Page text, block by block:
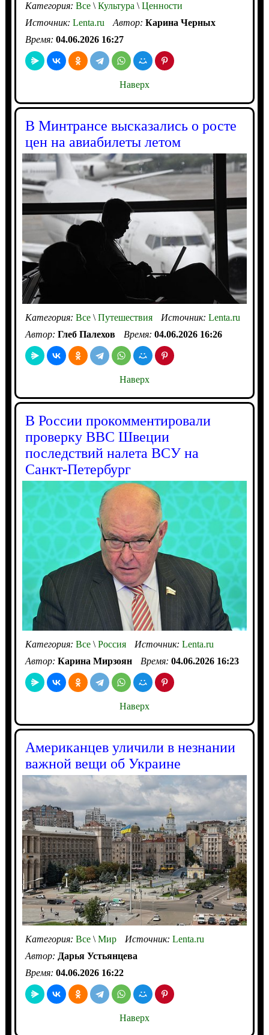
Категория: Все\Культура \Ценности
Источник: Lenta.ru Автор: Карина Черных
Время: 04.06.2026 16:27
Наверх
В Минтрансе высказались о росте
цен на авиабилеты летом
Категория: Все\Путешествия Источник: Lenta.ru
Автор: Глеб Палехов Время: 04.06.2026 16:26
Наверх
В России прокомментировали
проверку ВВС Швеции
последствий налета ВСУ на
Санкт-Петербург
Категория: Все\Россия Источник: Lenta.ru
Автор: Карина Мирзоян Время: 04.06.2026 16:23
Наверх
Американцев уличили в незнании
важной вещи об Украине
Категория: Все\Мир Источник: Lenta.ru
Автор: Дарья Устьянцева
Время: 04.06.2026 16:22
Наверх